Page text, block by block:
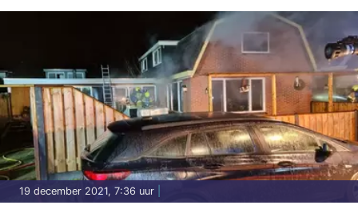
19 december 2021, 7:36 uur